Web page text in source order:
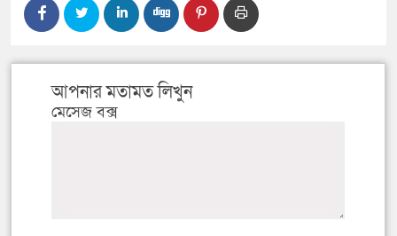
আপনার মতামত লিখুন
মেসেজ বক্স